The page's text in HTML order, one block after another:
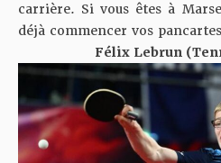
carrière. Si vous êtes à
déjà commencer vos
Félix Lebrun